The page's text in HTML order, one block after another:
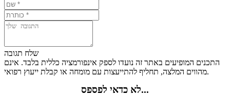
שלח תגובה
התכנים המופיעים באתר זה נועדו לספק אינפורמציה כללית בלבד. אינם
מהווים המלצה, תחליף להתייעצות עם מומחה או קבלת ייעוץ רפואי.
לא כדאי לפספס...